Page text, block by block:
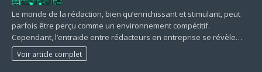
Le monde de la rédaction, bien qu’enrichissant et stimulant, peut
parfois être perçu comme un environnement compétitif.
Cependant, l’entraide entre rédacteurs en entreprise se révèle…
Voir article complet